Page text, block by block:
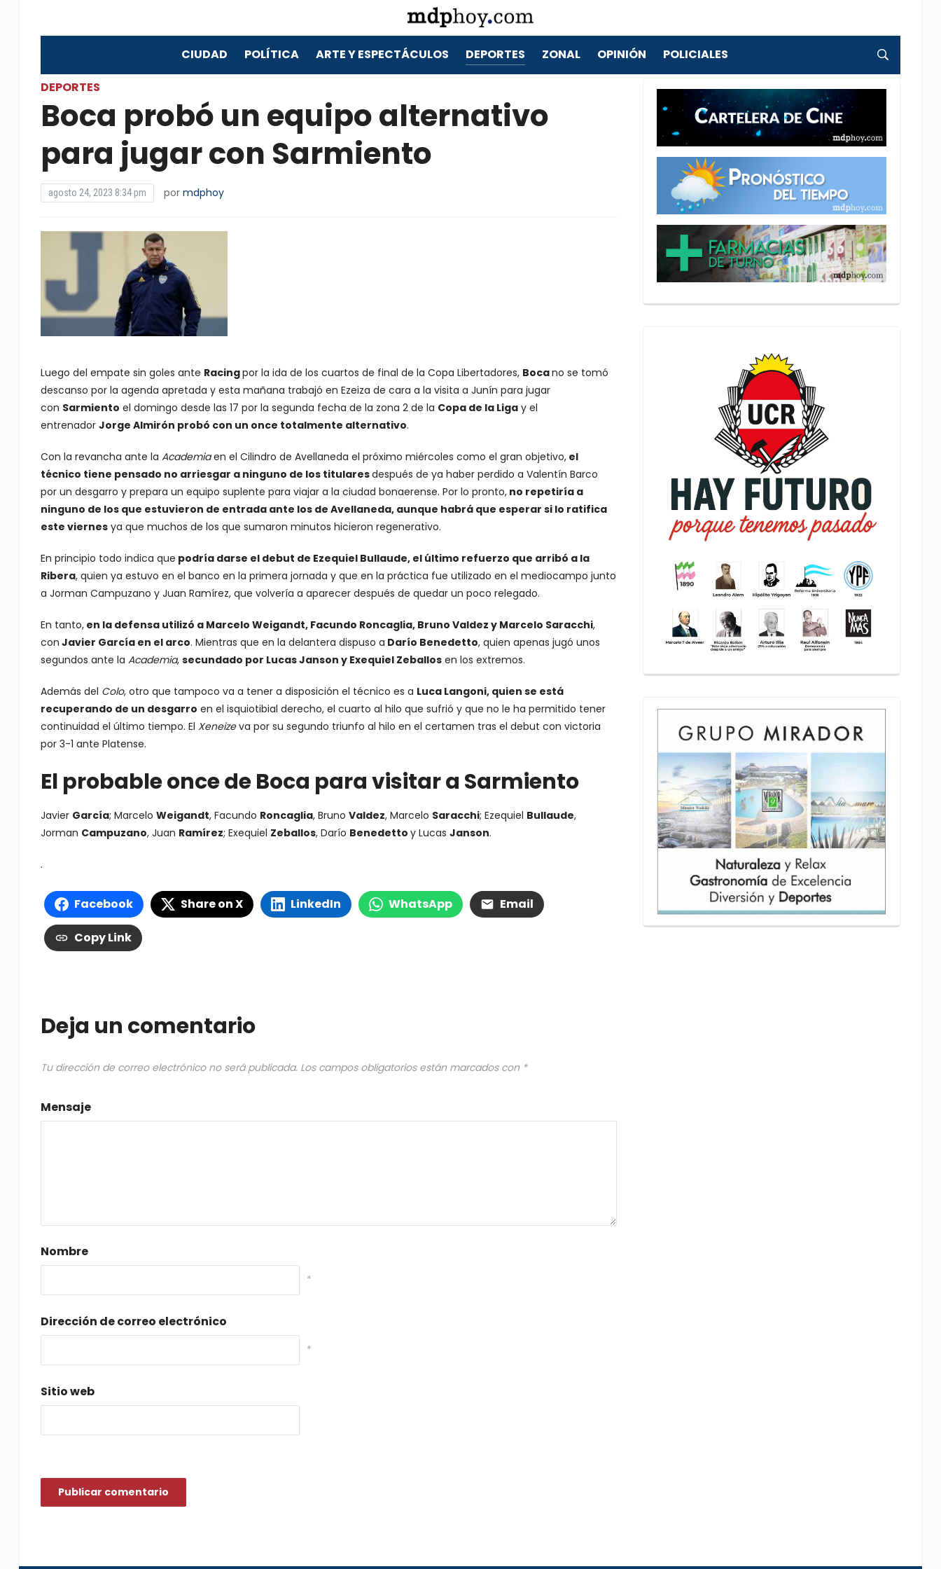
CIUDAD POLÍTICA ARTE Y ESPECTÁCULOS DEPORTES ZONAL OPINIÓN POLICIALES
DEPORTES
Boca probó un equipo alternativo
para jugar con Sarmiento
agosto 24, 2023 8:34 pm por mdphoy
Luego del empate sin goles ante Racingpor la ida de los cuartos de final de la Copa Libertadores, Bocano se tomó
descanso por la agenda apretada y esta mañana trabajó en Ezeiza de cara a la visita a Junín para jugar
con Sarmiento el domingo desde las 17 por la segunda fecha de la zona 2 de la Copa de la Ligay el
entrenador Jorge Almirón probó con un once totalmente alternativo.
Con la revancha ante la Academiaen el Cilindro de Avellaneda el próximo miércoles como el gran objetivo,el
técnico tiene pensado no arriesgar a ninguno de los titularesdespués de ya haber perdido a Valentín Barco
por un desgarro y prepara un equipo suplente para viajar a la ciudad bonaerense. Por lo pronto,no repetiría a
ninguno de los que estuvieron de entrada ante los de Avellaneda, aunque habrá que esperar si lo ratifica
este viernesya que muchos de los que sumaron minutos hicieron regenerativo.
En principio todo indica que podría darse el debut de Ezequiel Bullaude, el último refuerzo que arribó a la
Ribera, quien ya estuvo en el banco en la primera jornada y que en la práctica fue utilizado en el mediocampo junto
a Jorman Campuzano y Juan Ramírez, que volvería a aparecer después de quedar un poco relegado.
En tanto,en la defensa utilizó a Marcelo Weigandt, Facundo Roncaglia, Bruno Valdez y Marcelo Saracchi,
con Javier García en el arco. Mientras que en la delantera dispuso a Darío Benedetto, quien apenas jugó unos
segundos ante la Academia, secundado por Lucas Janson y Exequiel Zeballosen los extremos.
Además del Colo, otro que tampoco va a tener a disposición el técnico es a Luca Langoni, quien se está
recuperando de un desgarro en el isquiotibial derecho, el cuarto al hilo que sufrió y que no le ha permitido tener
continuidad el último tiempo. El Xeneizeva por su segundo triunfo al hilo en el certamen tras el debut con victoria
por 3-1 ante Platense.
El probable once de Boca para visitar a Sarmiento
Javier García; Marcelo Weigandt, Facundo Roncaglia, Bruno Valdez, Marcelo Saracchi; Ezequiel Bullaude,
Jorman Campuzano, Juan Ramírez; Exequiel Zeballos, Darío Benedetto y Lucas Janson.
.
Facebook Share on X LinkedIn WhatsApp Email
Copy Link
Deja un comentario
Tu dirección de correo electrónico no será publicada. Los campos obligatorios están marcados con *
Mensaje
Nombre
*
Dirección de correo electrónico
*
Sitio web